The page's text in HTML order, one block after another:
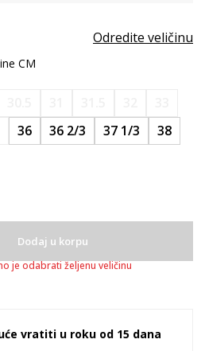
Odredite veličinu
CM
36 36 2/3 37 1/3
38
Dodaj u korpu
je odabrati željenu veličinu
vratiti u roku od 15 dana